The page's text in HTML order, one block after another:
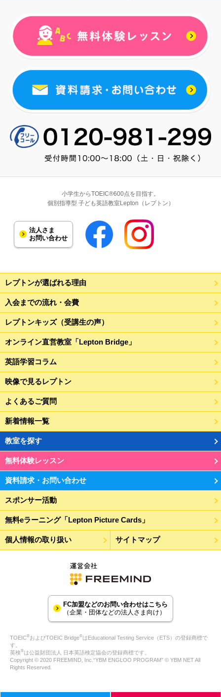
小学生からTOEIC®600点を目指す。
個別指導型 子ども英語教室Lepton（レプトン）
法人さま
お問い合わせ
レプトンが選ばれる理由
入会までの流れ・会費
レプトンキッズ（受講生の声）
オンライン直営教室「Lepton Bridge」
英語学習コラム
映像で見るレプトン
よくあるご質問
新着情報一覧
教室を探す
無料体験レッスン
資料請求・お問い合わせ
スポンサー活動
無料eラーニング「Lepton Picture Cards」
個人情報の取り扱い サイトマップ
FC加盟などのお問い合わせはこちら
（企業・団体などの法人さま向け）
TOEIC®およびTOEIC Bridge®はEducational Testing Service（ETS）の登録商標で
す。
英検®は公益財団法人 日本英語検定協会の登録商標です。
Copyright © 2020 FREEMIND, Inc.“YBM ENGLOO PROGRAM” © YBM NET All
Rights Reserved.